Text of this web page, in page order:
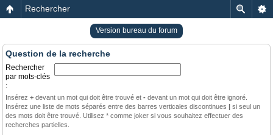
Rechercher
Version bureau du forum
Question de la recherche
Rechercher
par mots-clés
:
Insérez + devant un mot qui doit être trouvé et - devant un mot qui doit être ignoré.
Insérez une liste de mots séparés entre des barres verticales discontinues | si seul un
des mots doit être trouvé. Utilisez * comme joker si vous souhaitez effectuer des
recherches partielles.